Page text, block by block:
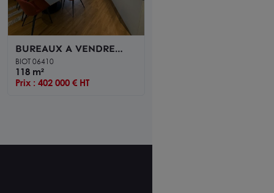
BUREAUX A VENDRE
PRIME de 118.41 m²
SOPHIA ANTIPOLIS
BIOT 06410
118 m²
Prix : 402 000 € HT